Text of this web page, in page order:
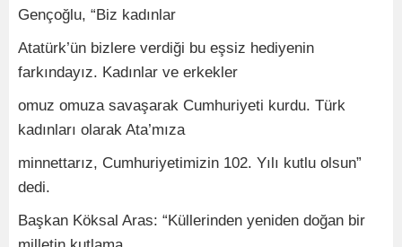
Gençoğlu, “Biz kadınlar
Atatürk’ün bizlere verdiği bu eşsiz hediyenin
farkındayız. Kadınlar ve erkekler
omuz omuza savaşarak Cumhuriyeti kurdu. Türk
kadınları olarak Ata’mıza
minnettarız, Cumhuriyetimizin 102. Yılı kutlu olsun”
dedi.
Başkan Köksal Aras: “Küllerinden yeniden doğan bir